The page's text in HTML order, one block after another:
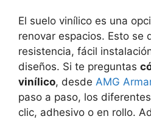
El suelo vinílico es una
renovar espacios. Esto se
resistencia, fácil
diseños. Si te preguntas
vinílico, desde AMG
paso a paso, los
clic, adhesivo o en rollo.